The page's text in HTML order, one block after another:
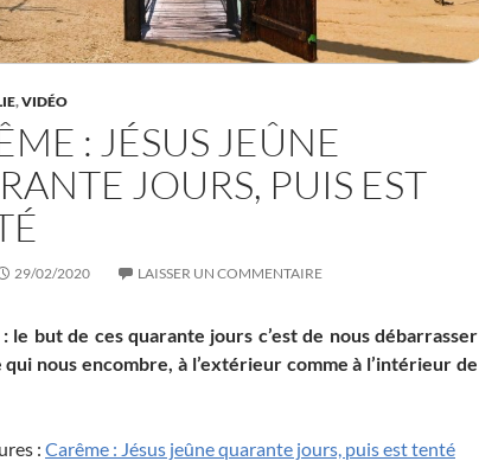
,VIDÉO
: JÉSUS JEÛNE
JOURS, PUIS EST
29/02/2020 LAISSER UN COMMENTAIRE
le but de ces quarante jours c’est de nous débarrasser
nous encombre, à l’extérieur comme à l’intérieur de
: Carême : Jésus jeûne quarante jours, puis est tenté